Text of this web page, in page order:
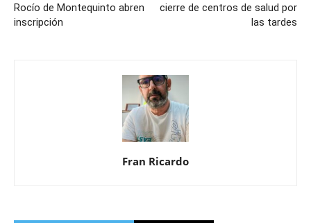
Rocío de Montequinto abren
inscripción
cierre de centros de salud por
las tardes
Fran Ricardo